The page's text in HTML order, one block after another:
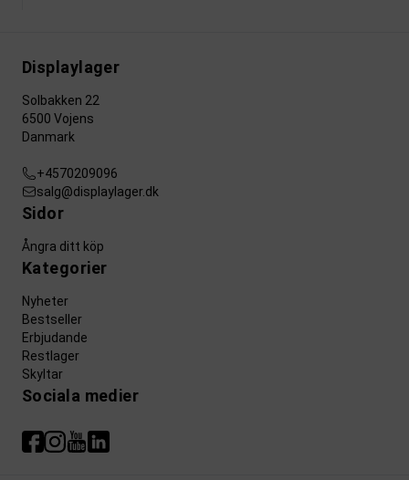
Displaylager
Solbakken 22
6500 Vojens
Danmark
+4570209096
salg@displaylager.dk
Sidor
Ångra ditt köp
Kategorier
Nyheter
Bestseller
Erbjudande
Restlager
Skyltar
Sociala medier